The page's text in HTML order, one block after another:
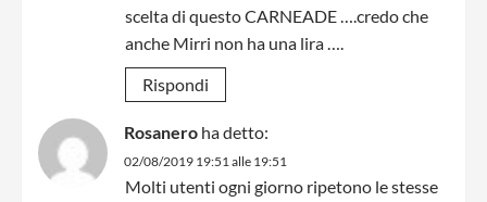
scelta di questo CARNEADE ….credo che
anche Mirri non ha una lira ….
Rispondi
Rosanero ha detto:
02/08/2019 19:51 alle 19:51
Molti utenti ogni giorno ripetono le stesse